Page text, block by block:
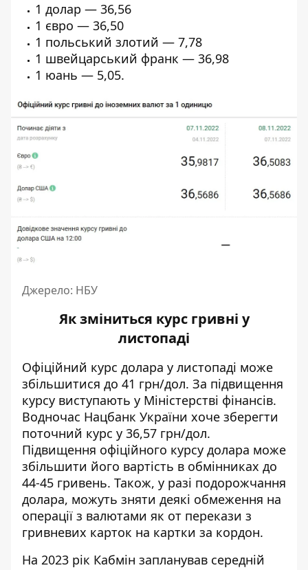
1 долар — 36,56
1 євро — 36,50
1 польський злотий — 7,78
1 швейцарський франк — 36,98
1 юань — 5,05.
Джерело: НБУ
Як зміниться курс гривні у
листопаді
Офіційний курс долара у листопаді може
збільшитися до 41 грн/дол. За підвищення
курсу виступають у Міністерстві фінансів.
Водночас Нацбанк України хоче зберегти
поточний курс у 36,57 грн/дол.
Підвищення офіційного курсу долара може
збільшити його вартість в обмінниках до
44-45 гривень. Також, у разі подорожчання
долара, можуть зняти деякі обмеження на
операції з валютами як от перекази з
гривневих карток на картки за кордон.
На 2023 рік Кабмін запланував середній